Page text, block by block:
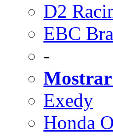
D2
EBC
-
Mostrar
Exedy
Honda